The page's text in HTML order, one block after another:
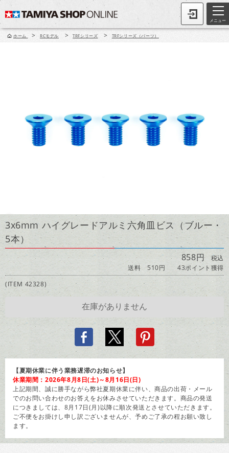
メニュー
ホーム > RCモデル > TRFシリーズ > TRFシリーズ（パーツ）
3x6mm ハイグレードアルミ六角皿ビス（ブルー・
5本）
858円税込
送料 510円
43ポイント獲得
(ITEM 42328)
【夏期休業に伴う業務遅滞のお知らせ】
休業期間：2026年8月8日(土)～8月16日(日)
上記期間、誠に勝手ながら弊社夏期休業に伴い、商品の出荷・メール
でのお問い合わせのお答えをお休みさせていただきます。商品の発送
につきましては、8月17日(月)以降に順次発送とさせていただきます。
ご不便をお掛けし申し訳ございませんが、予めご了承の程お願い致し
ます。